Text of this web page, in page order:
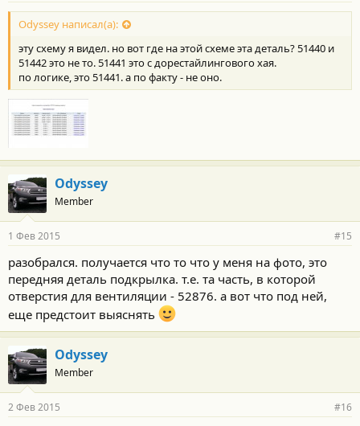
Odyssey написал(а):
эту схему я видел. но вот где на этой схеме эта деталь? 51440 и
51442 это не то. 51441 это с дорестайлингового хая.
по логике, это 51441. а по факту - не оно.
Odyssey
Member
1 Фев 2015 #15
разобрался. получается что то что у меня на фото, это
передняя деталь подкрылка. т.е. та часть, в которой
отверстия для вентиляции - 52876. а вот что под ней,
еще предстоит выяснять
Odyssey
Member
2 Фев 2015 #16